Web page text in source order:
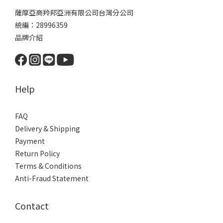
薩摩亞商羚邦亞洲有限公司台灣分公司
統編：28996359
品牌介紹
Help
FAQ
Delivery & Shipping
Payment
Return Policy
Terms & Conditions
Anti-Fraud Statement
Contact